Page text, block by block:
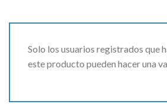
Solo los usuarios registrados que
este producto pueden hacer una